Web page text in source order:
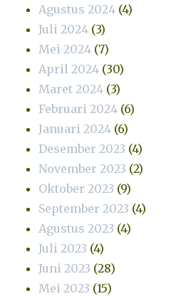
Agustus 2024 (4)
Juli 2024 (3)
Mei 2024 (7)
April 2024 (30)
Maret 2024 (3)
Februari 2024 (6)
Januari 2024 (6)
Desember 2023 (4)
November 2023 (2)
Oktober 2023 (9)
September 2023 (4)
Agustus 2023 (4)
Juli 2023 (4)
Juni 2023 (28)
Mei 2023 (15)